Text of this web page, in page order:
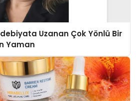
Uzanan Çok Yönlü Bir
Yaman